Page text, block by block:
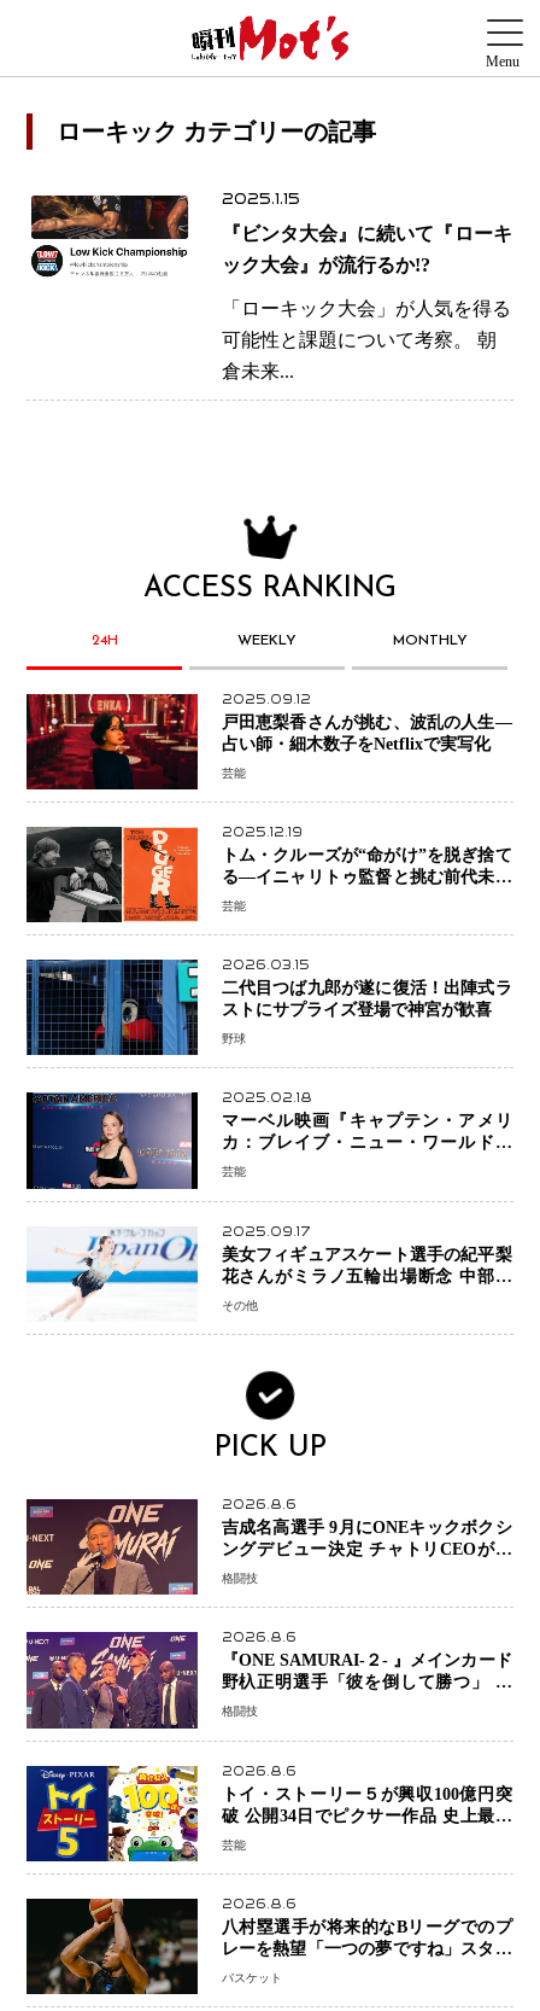
ローキック カテゴリーの記事
2025.1.15
『ビンタ大会』に続いて『ローキ
ック大会』が流行るか!?
「ローキック大会」が人気を得る
可能性と課題について考察。 朝
倉未来...
ACCESS RANKING
24H WEEKLY MONTHLY
2025.09.12
戸田恵梨香さんが挑む、波乱の人生―
占い師・細木数子をNetflixで実写化
芸能
2025.12.19
トム・クルーズが“命がけ”を脱ぎ捨て
る―イニャリトゥ監督と挑む前代未聞
の大惨事コメディ「DIGGER ディガ
芸能
2026.03.15
二代目つば九郎が遂に復活！出陣式ラ
ストにサプライズ登場で神宮が歓喜
野球
2025.02.18
マーベル映画『キャプテン・アメリ
カ：ブレイブ・ニュー・ワールド』
新ブラック・ウィドウ役のシラ・ハー
芸能
2025.09.17
美女フィギュアスケート選手の紀平梨
花さんがミラノ五輪出場断念 中部選
手権欠場を発表「安全最優先の判断」
その他
PICK UP
2026.8.6
吉成名高選手 9月にONEキックボクシ
ングデビュー決定 チャトリCEOがサ
プライズ発表 2カ月連続参戦へ
格闘技
2026.8.6
『ONE SAMURAI-２- 』メインカード
野杁正明選手「彼を倒して勝つ」 リ
ウ・メンヤンとの因縁に決着へ 再起
初戦
格闘技
2026.8.6
トイ・ストーリー５が興収100億円突
破 公開34日でピクサー作品 史上最速
日本歴代シリーズ最高更新も目前
芸能
2026.8.6
八村塁選手が将来的なBリーグでのプ
レーを熱望「一つの夢ですね」スター
帰還がリーグ価値を押し上げる可能性
バスケット